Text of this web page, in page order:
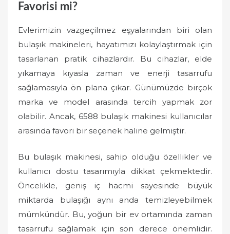
Favorisi mi?
Evlerimizin vazgeçilmez eşyalarından biri olan
bulaşık makineleri, hayatımızı kolaylaştırmak için
tasarlanan pratik cihazlardır. Bu cihazlar, elde
yıkamaya kıyasla zaman ve enerji tasarrufu
sağlamasıyla ön plana çıkar. Günümüzde birçok
marka ve model arasında tercih yapmak zor
olabilir. Ancak, 6588 bulaşık makinesi kullanıcılar
arasında favori bir seçenek haline gelmiştir.
Bu bulaşık makinesi, sahip olduğu özellikler ve
kullanıcı dostu tasarımıyla dikkat çekmektedir.
Öncelikle, geniş iç hacmi sayesinde büyük
miktarda bulaşığı aynı anda temizleyebilmek
mümkündür. Bu, yoğun bir ev ortamında zaman
tasarrufu sağlamak için son derece önemlidir.